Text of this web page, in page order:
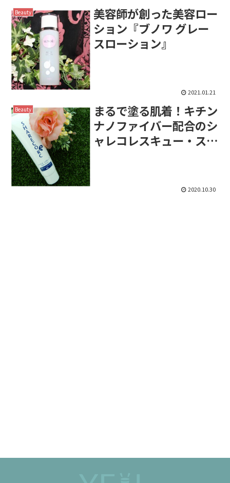
Beauty
美容師が創った美容ロー
ション『ブノワ グレー
スローション』
2021.01.21
Beauty
まるで塗る肌着！キチン
ナノファイバー配合のシ
ャレコレスキュー・スキ
2020.10.30